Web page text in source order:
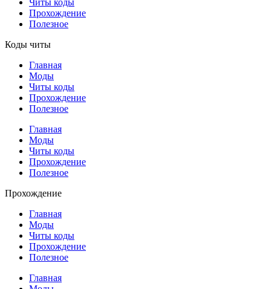
Прохождение
Полезное
Коды читы
Главная
Моды
Читы коды
Прохождение
Полезное
Главная
Моды
Читы коды
Прохождение
Полезное
Прохождение
Главная
Моды
Читы коды
Прохождение
Полезное
Главная